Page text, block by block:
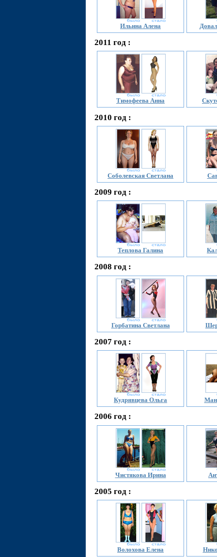
Ильина Алена
2011 год :
Тимофеева Анна
2010 год :
Соболевская Светлана
2009 год :
Теплова Галина
2008 год :
Горбатина Светлана
2007 год :
Кудрявцева Ольга
2006 год :
Чистякова Ирина
2005 год :
Волохова Елена